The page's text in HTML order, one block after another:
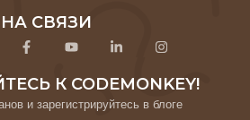
СВЯЗИ
К CODEMONKEY!
и зарегистрируйтесь в блоге